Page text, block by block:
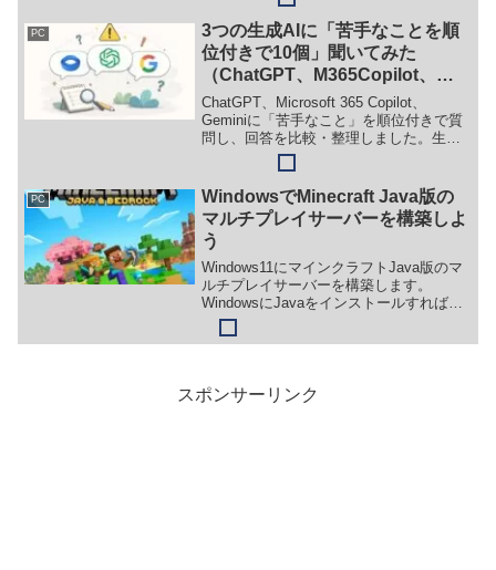
PC
3つの生成AIに「苦手なことを順
位付きで10個」聞いてみた
（ChatGPT、M365Copilot、
Gemini）
ChatGPT、Microsoft 365 Copilot、
Geminiに「苦手なこと」を順位付きで質
問し、回答を比較・整理しました。生成
AIの限界や注意点を、実際の回答をもと
に確認します。
PC
WindowsでMinecraft Java版の
マルチプレイサーバーを構築しよ
う
Windows11にマインクラフトJava版のマ
ルチプレイサーバーを構築します。
WindowsにJavaをインストールすれば簡
単にマインクラフトのマルチプレイサー
バーを構築できます。マインクラフトは
す。マルチプレイサーバーを構築して、
マインクラフトの世界を楽しみましょ
スポンサーリンク